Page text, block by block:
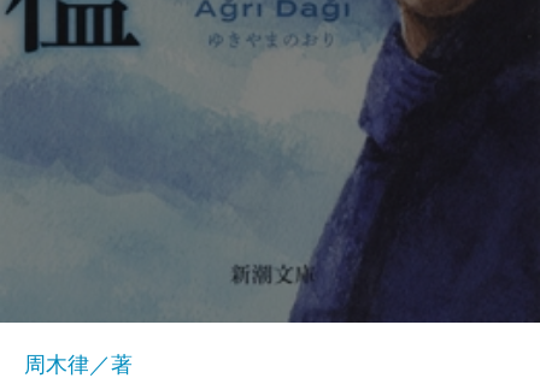
周木律／著